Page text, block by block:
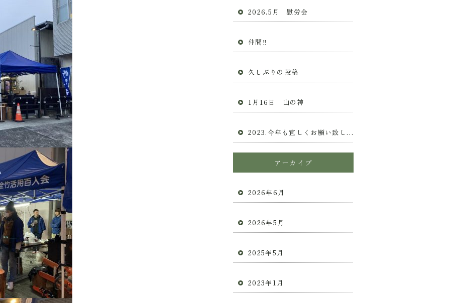
2026.5月 慰労会
仲間‼︎
久しぶりの投稿
1月16日 山の神
2023.今年も宜しくお願い致します
アーカイブ
2026年6月
2026年5月
2025年5月
2023年1月